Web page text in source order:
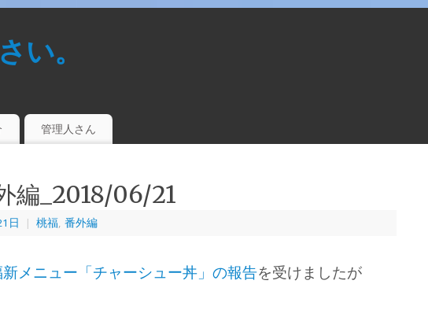
い。
管理人さん
編_2018/06/21
日 | 桃福, 番外編
メニュー「チャーシュー丼」の報告を受けましたが